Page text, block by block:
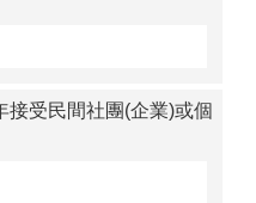
接受民間社團(企業)或個